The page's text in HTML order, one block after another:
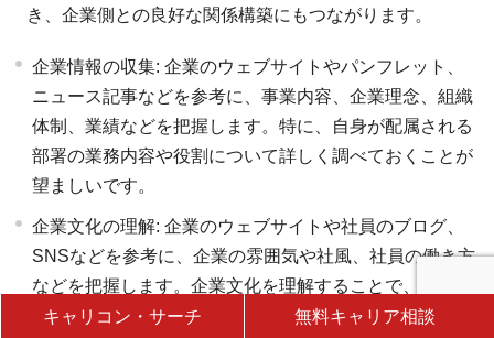
キャリコン・サーチ 無料キャリア相談
き、企業側との良好な関係構築にもつながります。
企業情報の収集: 企業のウェブサイトやパンフレット、
ニュース記事などを参考に、事業内容、企業理念、組織
体制、業績などを把握します。特に、自身が配属される
部署の業務内容や役割について詳しく調べておくことが
望ましいです。
企業文化の理解: 企業のウェブサイトや社員のブログ、
SNSなどを参考に、企業の雰囲気や社風、社員の働き方
などを把握します。企業文化を理解することで、就業先
で円滑な人間関係を築き、スムーズに業務に取り組むこ